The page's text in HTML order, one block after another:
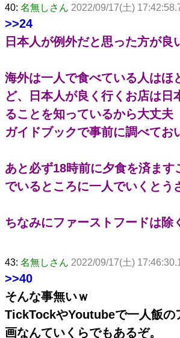
40: 名無しさん 2022/09/17(土)
>>24
日本人が例外だと思った方が良
海外は一人で食べている人はほ
ど、日本人が良く行くお店は日
ることを知っているから大丈夫
ガイドブックで事前に調べてお
あと必ず18時前に夕食を済ます
でいるところに一人でいくとう
ちなみにファーストフードは除
43: 名無しさん 2022/09/17(土)
>>40
そんな事無いｗ
TickTockやYoutubeで一人飯の
画なんていくらでもあるぞ。